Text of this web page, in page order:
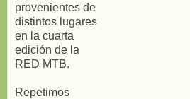
provenientes de
distintos lugares
en la cuarta
edición de la
RED MTB.
Repetimos